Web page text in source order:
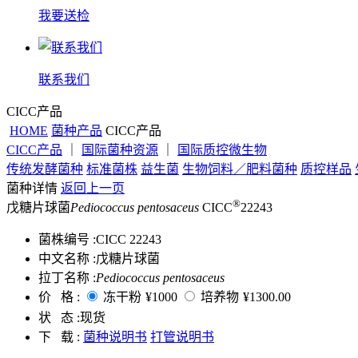
我要送检
联系我们
CICC产品
HOME 菌种产品 CICC产品
CICC产品
国际菌种资源
国际质控微生物
传统发酵菌种 标准菌株 益生菌 生物饲料／肥料菌种 质控样品
菌种详情 返回上一页
戊糖片球菌Pediococcus pentosaceus CICC®22243
菌株编号 :CICC 22243
中文名称 :戊糖片球菌
拉丁名称 :Pediococcus pentosaceus
价 格 :
冻干粉 ¥1000 培养物 ¥1300.00
状 态 :现货
下 载 : 菌种说明书 打管说明书